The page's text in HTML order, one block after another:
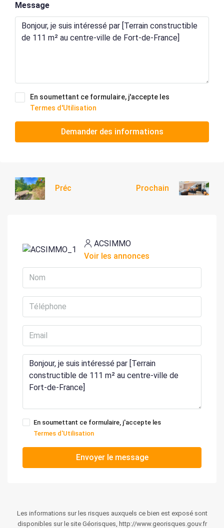
Message
En soumettant ce formulaire, j'accepte les
Termes d'Utilisation
Demander des informations
Préc Prochain
ACSIMMO
Voir les annonces
En soumettant ce formulaire, j'accepte les
Termes d'Utilisation
Envoyer le message
Les informations sur les risques auxquels ce bien est exposé sont
disponibles sur le site Géorisques, http://www.georisques.gouv.fr